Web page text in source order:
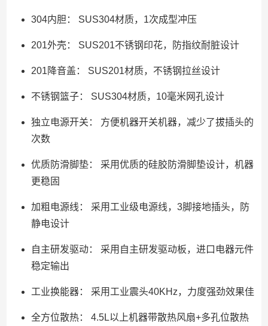
304内胆： SUS304材质，1次成型冲压
201外壳： SUS201不锈钢印花，防指纹耐脏设计
201降音盖： SUS201材质，不锈钢拉丝设计
不锈钢篮子： SUS304材质，10毫米网孔设计
独立电源开关： 方便机器开关机器，减少了拔插头的
次数
优质防滑脚垫： 采用优质的硅胶防滑脚垫设计，机器
更稳固
加粗电源线： 采用工业级电源线，3脚接地插头，防
静电设计
自主研发驱动： 采用自主研发驱动板，进口电器元件
稳定输出
工业换能器： 采用工业震头40KHz，力度强劲效果佳
全方位散热： 4.5L以上机器带散热风扇+多孔位散热